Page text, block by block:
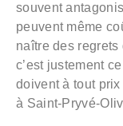
souvent
peuvent même
naître des
c’est justement
doivent à tout
à Saint-Pryvé-